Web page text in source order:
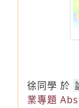
徐同學 於
業專題